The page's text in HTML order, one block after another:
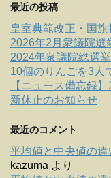
最近の投稿
皇室典範改正・国
2026年2月衆議院選
2024年衆議院総選
10個のりんごを3人
【ニュース備忘録
新休止のお知らせ
最近のコメント
平均値と中央値の
kazuma より